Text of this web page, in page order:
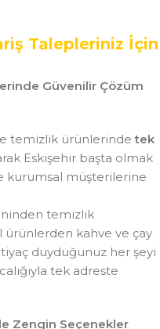
Talepleriniz İçin
Güvenilir Çözüm
temizlik ürünlerindetek
Eskişehir başta olmak
kurumsal müşterilerine
temizlik
ürünlerden kahve ve çay
duyduğunuz her şeyi
tek adreste
Zengin Seçenekler